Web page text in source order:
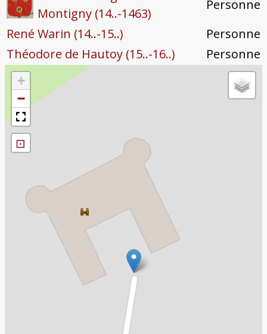
Montigny (14..-1463)
Personne
René Warin (14..-15..)
Personne
Théodore de Hautoy (15..-16..)
Personne
+
−
⊡